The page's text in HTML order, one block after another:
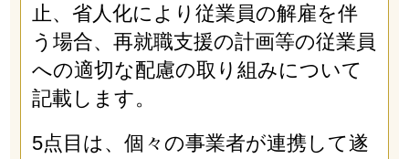
止、省人化により従業員の解雇を伴
う場合、再就職支援の計画等の従業員
への適切な配慮の取り組みについて
記載します。
5点目は、個々の事業者が連携して遂